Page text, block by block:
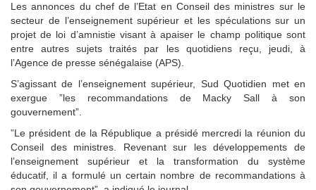
Les annonces du chef de l’Etat en Conseil des ministres sur le
secteur de l’enseignement supérieur et les spéculations sur un
projet de loi d’amnistie visant à apaiser le champ politique sont
entre autres sujets traités par les quotidiens reçu, jeudi, à
l’Agence de presse sénégalaise (APS).
S’agissant de l’enseignement supérieur, Sud Quotidien met en
exergue ”les recommandations de Macky Sall à son
gouvernement”.
”Le président de la République a présidé mercredi la réunion du
Conseil des ministres. Revenant sur les développements de
l’enseignement supérieur et la transformation du système
éducatif, il a formulé un certain nombre de recommandations à